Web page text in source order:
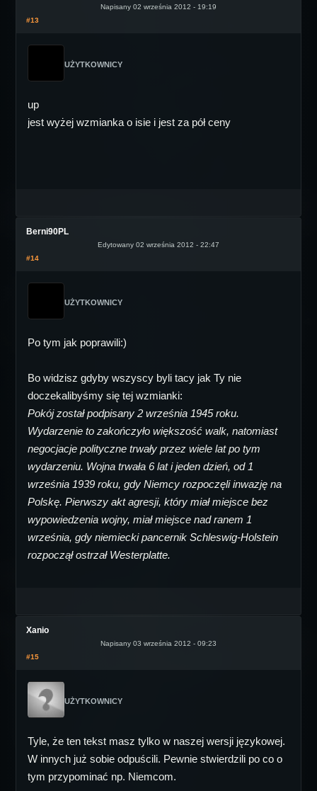
Napisany 02 września 2012 - 19:19
#13
UŻYTKOWNICY
up
jest wyżej wzmianka o isie i jest za pół ceny
Berni90PL
Edytowany 02 września 2012 - 22:47
#14
UŻYTKOWNICY
Po tym jak poprawili:)
Bo widzisz gdyby wszyscy byli tacy jak Ty nie
doczekalibyśmy się tej wzmianki:
Pokój został podpisany 2 września 1945 roku.
Wydarzenie to zakończyło większość walk, natomiast
negocjacje polityczne trwały przez wiele lat po tym
wydarzeniu. Wojna trwała 6 lat i jeden dzień, od 1
września 1939 roku, gdy Niemcy rozpoczęli inwazję na
Polskę. Pierwszy akt agresji, który miał miejsce bez
wypowiedzenia wojny, miał miejsce nad ranem 1
września, gdy niemiecki pancernik Schleswig-Holstein
rozpoczął ostrzał Westerplatte.
Xanio
Napisany 03 września 2012 - 09:23
#15
UŻYTKOWNICY
Tyle, że ten tekst masz tylko w naszej wersji językowej.
W innych już sobie odpuścili. Pewnie stwierdzili po co o
tym przypominać np. Niemcom.